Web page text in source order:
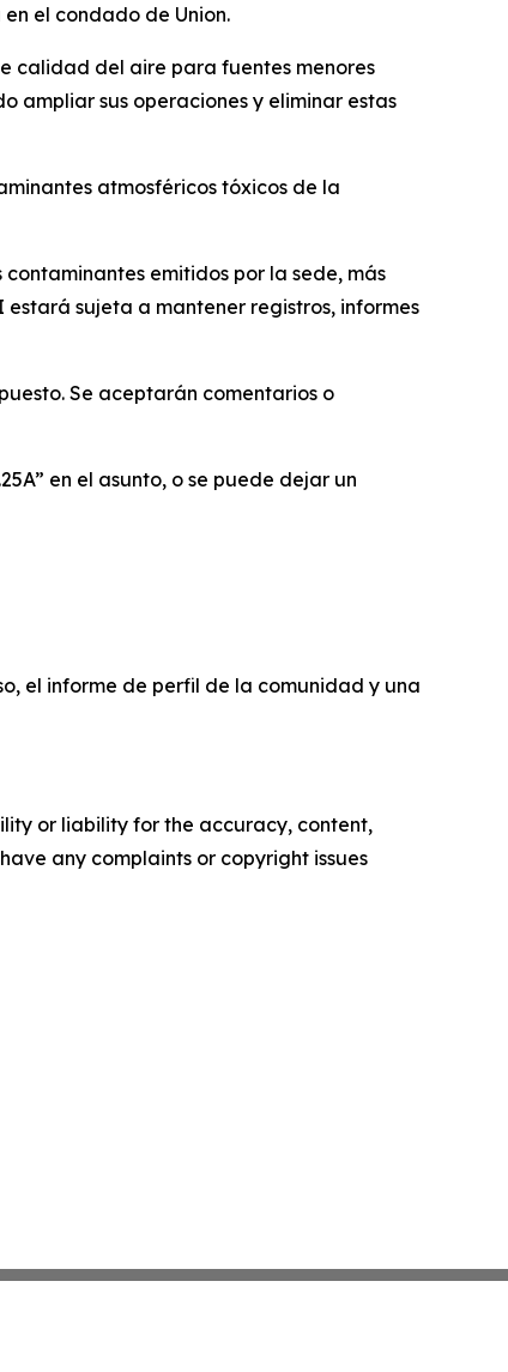
el condado de Union.
calidad del aire para fuentes menores
ampliar sus operaciones y eliminar estas
atmosféricos tóxicos de la
emitidos por la sede, más
sujeta a mantener registros, informes
Se aceptarán comentarios o
en el asunto, o se puede dejar un
el informe de perfil de la comunidad y una
or liability for the accuracy, content,
any complaints or copyright issues